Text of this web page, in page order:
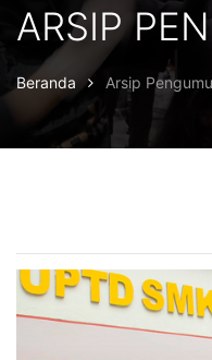
ARSIP
Beranda Arsip